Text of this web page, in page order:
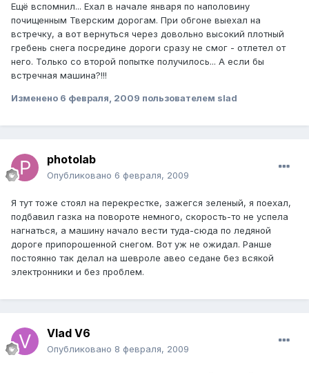
Ещё вспомнил... Ехал в начале января по наполовину
почищенным Тверским дорогам. При обгоне выехал на
встречку, а вот вернуться через довольно высокий плотный
гребень снега посредине дороги сразу не смог - отлетел от
него. Только со второй попытке получилось... А если бы
встречная машина?!!!
Изменено 6 февраля, 2009 пользователем slad
photolab
Опубликовано 6 февраля, 2009
Я тут тоже стоял на перекрестке, зажегся зеленый, я поехал,
подбавил газка на повороте немного, скорость-то не успела
нагнаться, а машину начало вести туда-сюда по ледяной
дороге припорошенной снегом. Вот уж не ожидал. Ранше
постоянно так делал на шевроле авео седане без всякой
электронники и без проблем.
Vlad V6
Опубликовано 8 февраля, 2009